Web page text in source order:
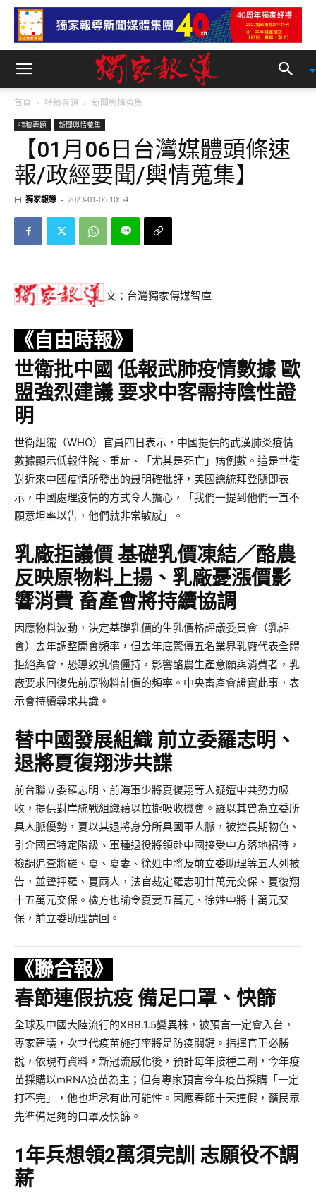
首頁 特稿專題 新聞輿情蒐集
特稿專題 新聞輿情蒐集
【01月06日台灣媒體頭條速
報/政經要聞/輿情蒐集】
由 獨家報導 - 2023-01-06 10:54
文：台灣獨家傳媒智庫
《自由時報》
世衛批中國 低報武肺疫情數據 歐
盟強烈建議 要求中客需持陰性證
明
世衛組織（WHO）官員四日表示，中國提供的武漢肺炎疫情
數據顯示低報住院、重症、「尤其是死亡」病例數。這是世衛
對近來中國疫情所發出的最明確批評，美國總統拜登隨即表
示，中國處理疫情的方式令人擔心，「我們一提到他們一直不
願意坦率以告，他們就非常敏感」。
乳廠拒議價 基礎乳價凍結／酪農
反映原物料上揚、乳廠憂漲價影
響消費 畜產會將持續協調
因應物料波動，決定基礎乳價的生乳價格評議委員會（乳評
會）去年調整開會頻率，但去年底驚傳五名業界乳廠代表全體
拒絕與會，恐導致乳價僵持，影響酪農生產意願與消費者，乳
廠要求回復先前原物料計價的頻率。中央畜產會證實此事，表
示會持續尋求共識。
替中國發展組織 前立委羅志明、
退將夏復翔涉共諜
前台聯立委羅志明、前海軍少將夏復翔等人疑遭中共勢力吸
收，提供對岸統戰組織藉以拉攏吸收機會。羅以其曾為立委所
具人脈優勢，夏以其退將身分所具國軍人脈，被控長期物色、
引介國軍特定階級、軍種退役將領赴中國接受中方落地招待，
檢調追查將羅、夏、夏妻、徐姓中將及前立委助理等五人列被
告，並聲押羅、夏兩人，法官裁定羅志明廿萬元交保、夏復翔
十五萬元交保。檢方也諭令夏妻五萬元、徐姓中將十萬元交
保，前立委助理請回。
《聯合報》
春節連假抗疫 備足口罩、快篩
全球及中國大陸流行的XBB.1.5變異株，被預言一定會入台，
專家建議，次世代疫苗施打率將是防疫關鍵。指揮官王必勝
說，依現有資料，新冠流感化後，預計每年接種二劑，今年疫
苗採購以mRNA疫苗為主；但有專家預言今年疫苗採購「一定
打不完」，他也坦承有此可能性。因應春節十天連假，籲民眾
先準備足夠的口罩及快篩。
1年兵想領2萬須完訓 志願役不調
薪